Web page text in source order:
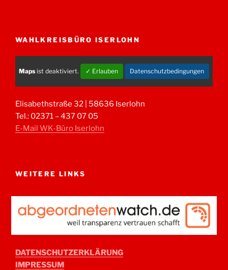
WAHLKREISBÜRO ISERLOHN
Maps ist deaktiviert. ✓ Erlauben Datenschutzbedingungen
Elisabethstraße 32 | 58636 Iserlohn
Tel.: 02371 – 437 07 05
E-Mail WK-Büro Iserlohn
WEITERE LINKS
DATENSCHUTZERKLÄRUNG
IMPRESSUM